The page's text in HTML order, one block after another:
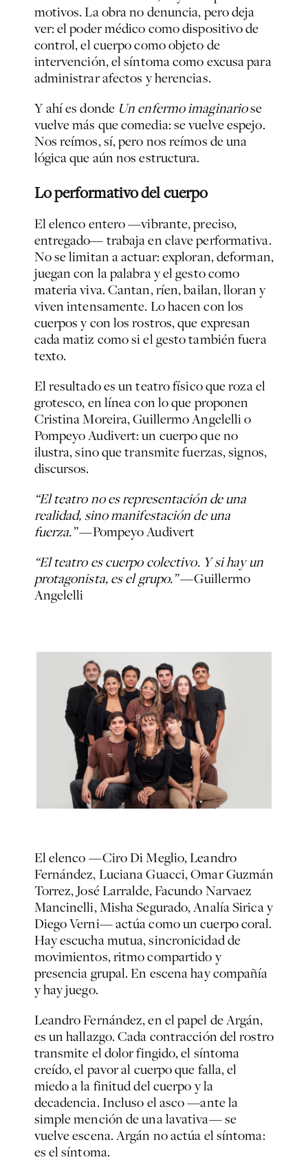
motivos. La obra no denuncia, pero deja
ver: el poder médico como dispositivo de
control, el cuerpo como objeto de
intervención, el síntoma como excusa para
administrar afectos y herencias.
Y ahí es donde Un enfermo imaginariose
vuelve más que comedia: se vuelve espejo.
Nos reímos, sí, pero nos reímos de una
lógica que aún nos estructura.
Lo performativo del cuerpo
El elenco entero —vibrante, preciso,
entregado— trabaja en clave performativa.
No se limitan a actuar: exploran, deforman,
juegan con la palabra y el gesto como
materia viva. Cantan, ríen, bailan, lloran y
viven intensamente. Lo hacen con los
cuerpos y con los rostros, que expresan
cada matiz como si el gesto también fuera
texto.
El resultado es un teatro físico que roza el
grotesco, en línea con lo que proponen
Cristina Moreira, Guillermo Angelelli o
Pompeyo Audivert: un cuerpo que no
ilustra, sino que transmite fuerzas, signos,
discursos.
“El teatro no es representación de una
realidad, sino manifestación de una
fuerza.”—Pompeyo Audivert
“El teatro es cuerpo colectivo. Y si hay un
protagonista, es el grupo.”—Guillermo
Angelelli
El elenco —Ciro Di Meglio, Leandro
Fernández, Luciana Guacci, Omar Guzmán
Torrez, José Larralde, Facundo Narvaez
Mancinelli, Misha Segurado, Analía Sirica y
Diego Verni— actúa como un cuerpo coral.
Hay escucha mutua, sincronicidad de
movimientos, ritmo compartido y
presencia grupal. En escena hay compañía
y hay juego.
Leandro Fernández, en el papel de Argán,
es un hallazgo. Cada contracción del rostro
transmite el dolor fingido, el síntoma
creído, el pavor al cuerpo que falla, el
miedo a la finitud del cuerpo y la
decadencia. Incluso el asco —ante la
simple mención de una lavativa— se
vuelve escena. Argán no actúa el síntoma:
es el síntoma.